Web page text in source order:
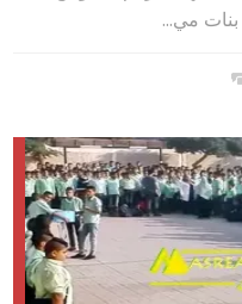
بنات مي...